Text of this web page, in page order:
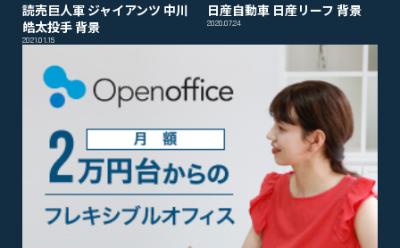
読売巨人軍 ジャイアンツ 中川
皓太投手 背景
2021.01.15
日産自動車 日産リーフ 背景
2020.07.24